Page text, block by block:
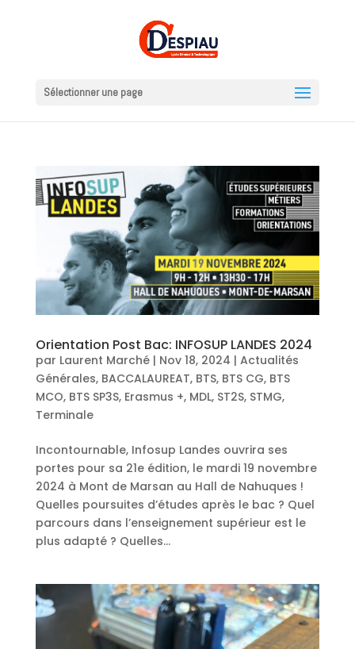
Sélectionner une page
Orientation Post Bac: INFOSUP LANDES 2024
par Laurent Marché| Nov 18, 2024 | Actualités
Générales, BACCALAUREAT, BTS, BTS CG, BTS
MCO, BTS SP3S, Erasmus +, MDL, ST2S, STMG,
Terminale
Incontournable, Infosup Landes ouvrira ses
portes pour sa 21e édition, le mardi 19 novembre
2024 à Mont de Marsan au Hall de Nahuques !
Quelles poursuites d’études après le bac ? Quel
parcours dans l’enseignement supérieur est le
plus adapté ? Quelles...